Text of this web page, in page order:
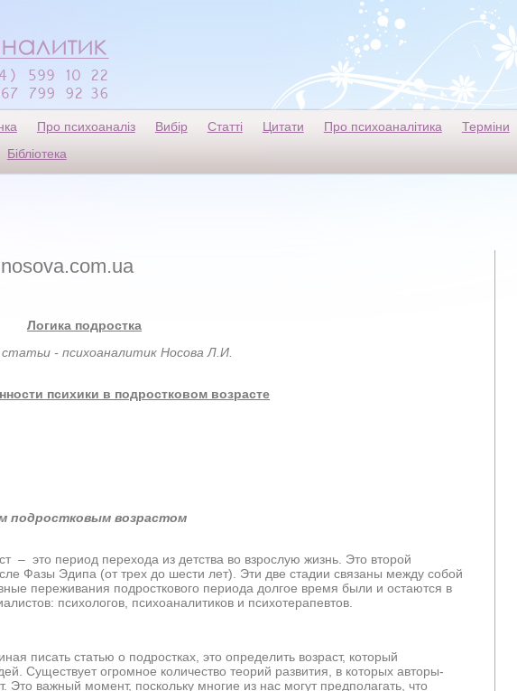
Про психоаналіз Вибір Статті Цитати Про психоаналітика
Терміни
Бібліотека
Логика подростка
- психоаналитик Носова Л.И.
психики в подростковом возрасте
подростковым возрастом
это период перехода из детства во взрослую жизнь. Это второй
Фазы Эдипа (от трех до шести лет). Эти две стадии связаны между собой
переживания подросткового периода долгое время были и остаются в
психологов, психоаналитиков и психотерапевтов.
писать статью о подростках, это определить возраст, который
Существует огромное количество теорий развития, в которых авторы-
Это важный момент, поскольку многие из нас могут предполагать, что